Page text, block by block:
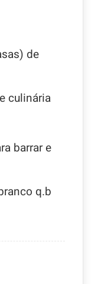
de
culinária
barrar e
q.b